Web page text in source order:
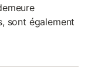
sont également